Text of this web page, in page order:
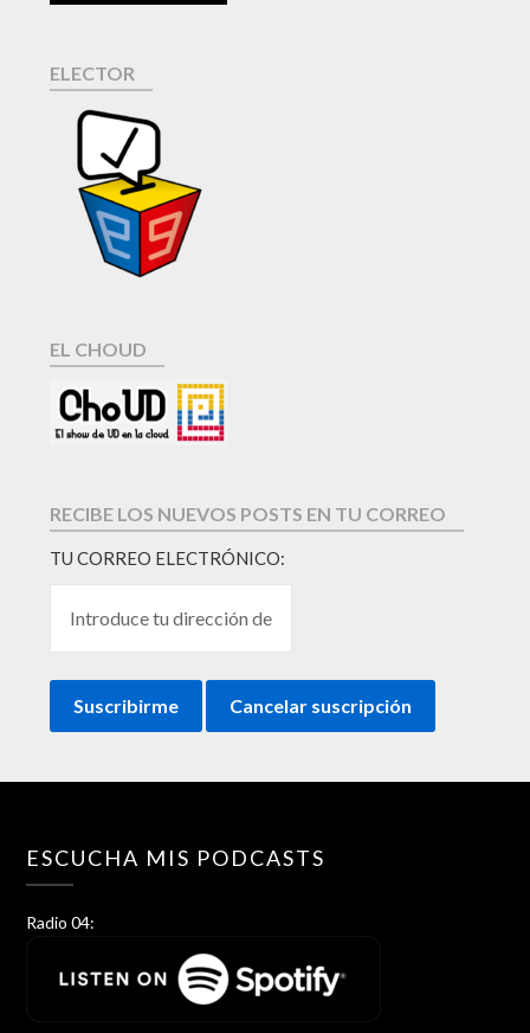
ELECTOR
EL CHOUD
RECIBE LOS NUEVOS POSTS EN TU CORREO
TU CORREO ELECTRÓNICO:
ESCUCHA MIS PODCASTS
Radio 04: